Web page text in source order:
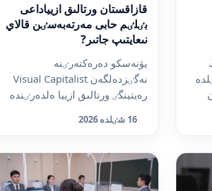
12-20 شٸلدە
قازاقستان ورتالىق ازيياداعى
بٸلٸم حابى مەرتەبەسٸن قالاي
نىعايتىپ جاتىر?
يۋنەسكو دەرەكتەرٸنە
نەگٸزدەلگەن Visual Capitalist
رەيتينگٸ ورتالىق ازييا ەلدەرٸندە
16 شٸلدە 2026